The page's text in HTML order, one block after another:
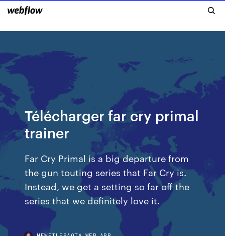
Télécharger far cry primal
trainer
Far Cry Primal is a big departure from
the gun touting series that Far Cry is.
Instead, we get a setting so far off the
series that we definitely love it.